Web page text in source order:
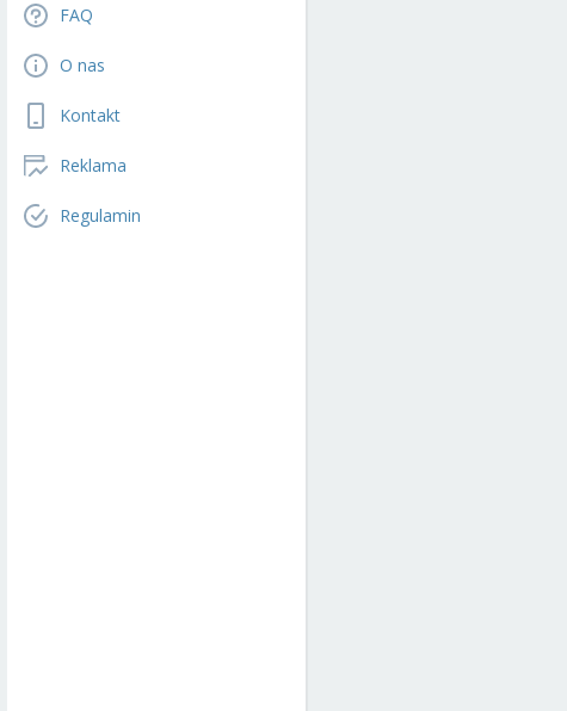
FAQ
O nas
Kontakt
Reklama
Regulamin